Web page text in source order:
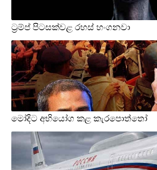
ට්‍රම්ප් පිටසක්වළ රහස් හංගනවා
මෝදිට අභියෝග කළ කැරපොත්තෝ